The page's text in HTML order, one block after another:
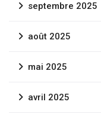
septembre 2025
août 2025
mai 2025
avril 2025